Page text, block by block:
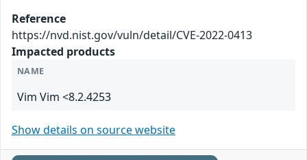
Reference
https://nvd.nist.gov/vuln/detail/CVE-2022-0413
Impacted products
NAME
Vim Vim <8.2.4253
Show details on source website